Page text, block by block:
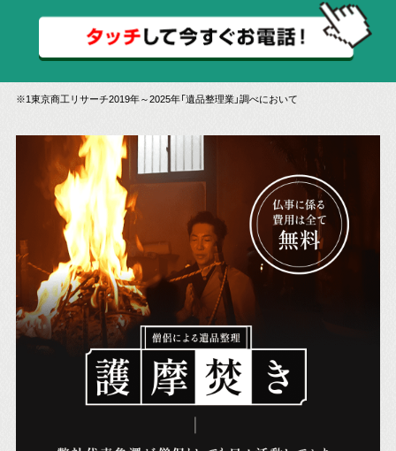
※1東京商工リサーチ2019年～2025年「遺品整理業」調べにおいて